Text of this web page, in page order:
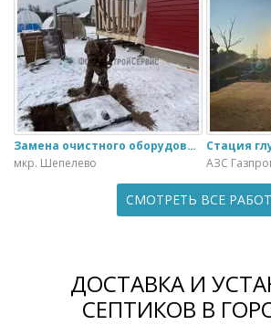
Замена очистного оборудования Дека - 3 на ЭкоГранд - 6
мкр. Шепелево
АЗС
СМОТРЕТЬ ВСЕ
ДОСТАВКА И
СЕПТИКОВ В